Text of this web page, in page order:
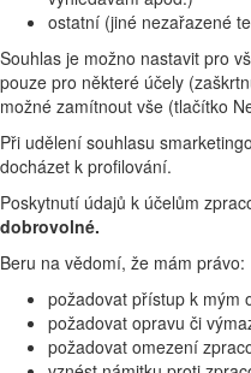
ostatní (jiné nezařazené
Souhlas je možno nastavit pro
pouze pro některé účely
možné zamítnout vše (tlačítko
Při udělení souhlasu
docházet k profilování.
Poskytnutí údajů k účelům
dobrovolné.
Beru na vědomí, že mám právo:
požadovat přístup k mým
požadovat opravu či
požadovat omezení